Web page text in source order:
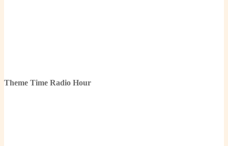
Theme Time Radio Hour